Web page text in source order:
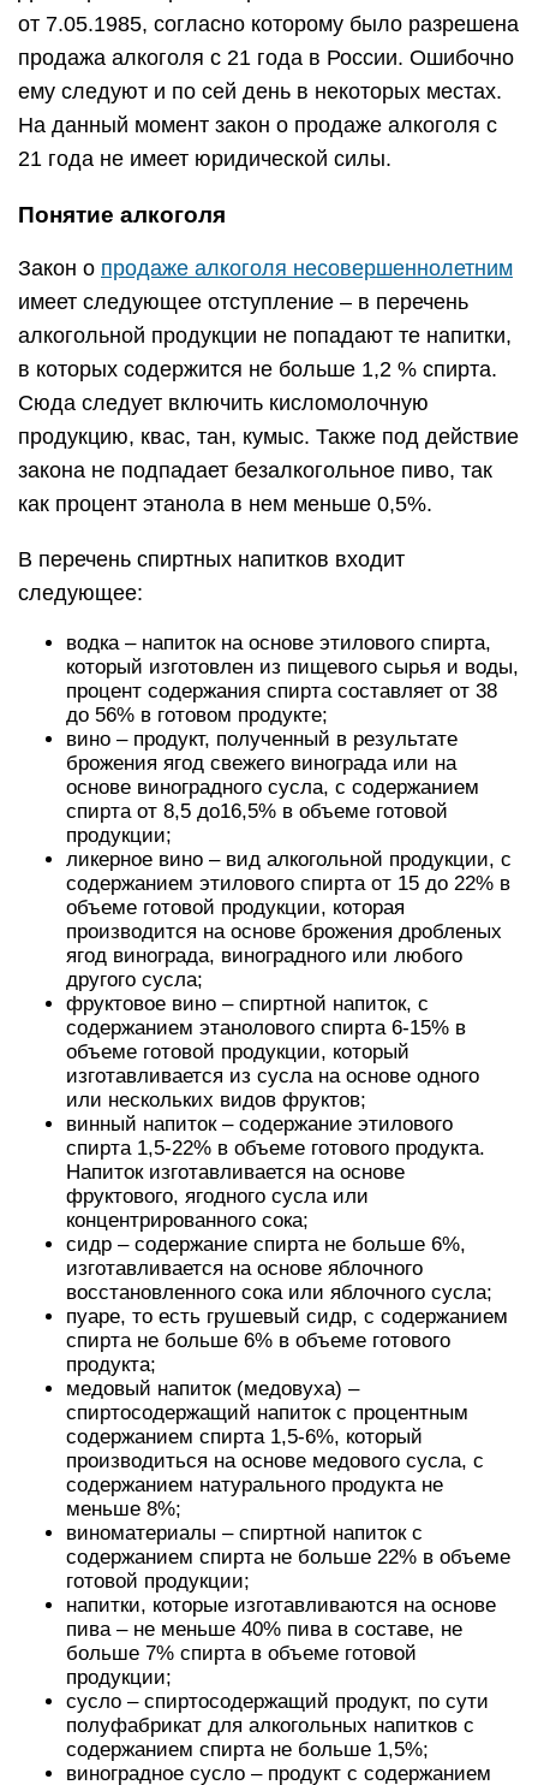
от 7.05.1985, согласно которому было разрешена
продажа алкоголя с 21 года в России. Ошибочно
ему следуют и по сей день в некоторых местах.
На данный момент закон о продаже алкоголя с
21 года не имеет юридической силы.
Понятие алкоголя
Закон о продаже алкоголя несовершеннолетним
имеет следующее отступление – в перечень
алкогольной продукции не попадают те напитки,
в которых содержится не больше 1,2 % спирта.
Сюда следует включить кисломолочную
продукцию, квас, тан, кумыс. Также под действие
закона не подпадает безалкогольное пиво, так
как процент этанола в нем меньше 0,5%.
В перечень спиртных напитков входит
следующее:
водка – напиток на основе этилового спирта,
который изготовлен из пищевого сырья и воды,
процент содержания спирта составляет от 38
до 56% в готовом продукте;
вино – продукт, полученный в результате
брожения ягод свежего винограда или на
основе виноградного сусла, с содержанием
спирта от 8,5 до16,5% в объеме готовой
продукции;
ликерное вино – вид алкогольной продукции, с
содержанием этилового спирта от 15 до 22% в
объеме готовой продукции, которая
производится на основе брожения дробленых
ягод винограда, виноградного или любого
другого сусла;
фруктовое вино – спиртной напиток, с
содержанием этанолового спирта 6-15% в
объеме готовой продукции, который
изготавливается из сусла на основе одного
или нескольких видов фруктов;
винный напиток – содержание этилового
спирта 1,5-22% в объеме готового продукта.
Напиток изготавливается на основе
фруктового, ягодного сусла или
концентрированного сока;
сидр – содержание спирта не больше 6%,
изготавливается на основе яблочного
восстановленного сока или яблочного сусла;
пуаре, то есть грушевый сидр, с содержанием
спирта не больше 6% в объеме готового
продукта;
медовый напиток (медовуха) –
спиртосодержащий напиток с процентным
содержанием спирта 1,5-6%, который
производиться на основе медового сусла, с
содержанием натурального продукта не
меньше 8%;
виноматериалы – спиртной напиток с
содержанием спирта не больше 22% в объеме
готовой продукции;
напитки, которые изготавливаются на основе
пива – не меньше 40% пива в составе, не
больше 7% спирта в объеме готовой
продукции;
сусло – спиртосодержащий продукт, по сути
полуфабрикат для алкогольных напитков с
содержанием спирта не больше 1,5%;
виноградное сусло – продукт с содержанием